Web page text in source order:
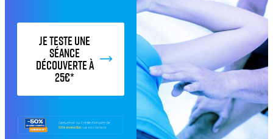
Je teste une
séance
découverte à
25€*